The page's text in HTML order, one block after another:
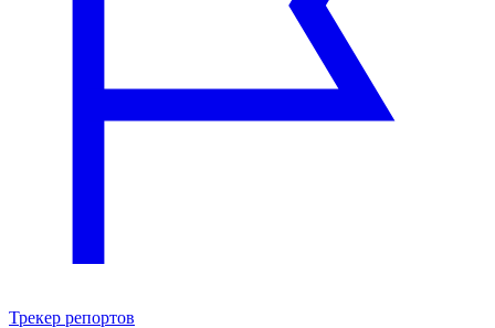
Трекер репортов